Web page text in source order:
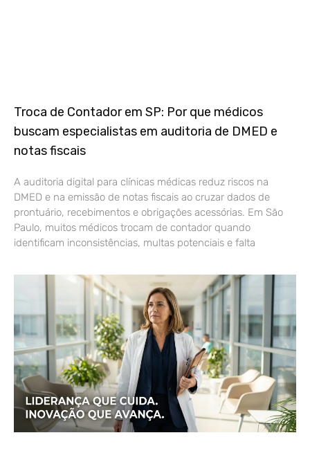
Troca de Contador em SP: Por que médicos
buscam especialistas em auditoria de DMED e
notas fiscais
A auditoria digital para clínicas médicas reduz riscos na
DMED e na emissão de notas fiscais ao cruzar dados de
prontuário, recebimentos e obrigações acessórias. Em São
Paulo, muitos médicos trocam de contador quando
identificam inconsistências, multas potenciais e falta